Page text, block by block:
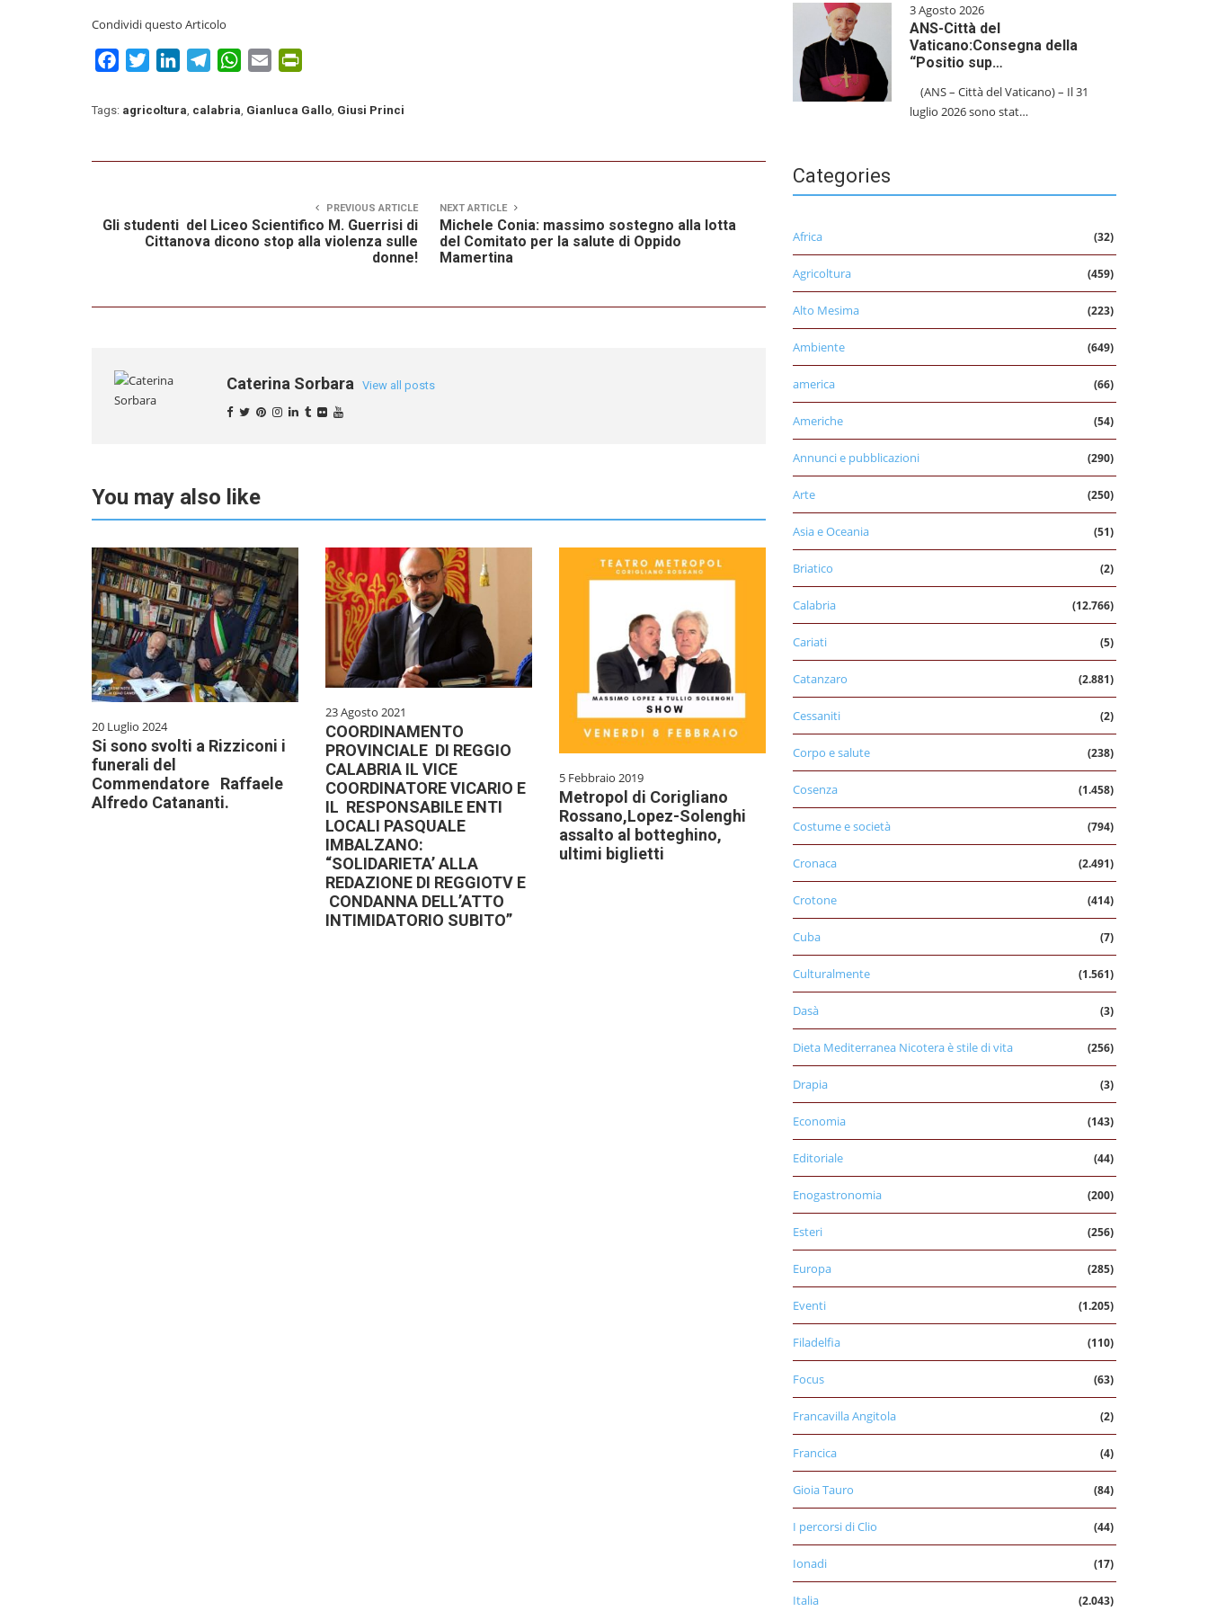
Condividi questo Articolo
FacebookTwitterLinkedInTelegramWhatsApp
Email
Tags: agricoltura calabria Gianluca Gallo Giusi Princi
PREVIOUS ARTICLE
Gli studenti del Liceo Scientifico M. Guerrisi di
Cittanova dicono stop alla violenza sulle
donne!
NEXT ARTICLE
Michele Conia: massimo sostegno alla lotta
del Comitato per la salute di Oppido
Mamertina
Caterina Sorbara View all posts
You may also like
20 Luglio 2024
Si sono svolti a Rizziconi i
funerali del
Commendatore Raffaele
Alfredo Catananti.
23 Agosto 2021
COORDINAMENTO
PROVINCIALE DI REGGIO
CALABRIA IL VICE
COORDINATORE VICARIO E
IL RESPONSABILE ENTI
LOCALI PASQUALE
IMBALZANO:
“SOLIDARIETA’ ALLA
REDAZIONE DI REGGIOTV E
CONDANNA DELL’ATTO
INTIMIDATORIO SUBITO”
5 Febbraio 2019
Metropol di Corigliano
Rossano,Lopez-Solenghi
assalto al botteghino,
ultimi biglietti
3 Agosto 2026
ANS-Città del
Vaticano:Consegna della
“Positio sup…
(ANS – Città del Vaticano) – Il 31
luglio 2026 sono stat…
Categories
Africa (32)
Agricoltura (459)
Alto Mesima (223)
Ambiente (649)
america (66)
Americhe (54)
Annunci e pubblicazioni (290)
Arte (250)
Asia e Oceania (51)
Briatico (2)
Calabria (12.766)
Cariati (5)
Catanzaro (2.881)
Cessaniti (2)
Corpo e salute (238)
Cosenza (1.458)
Costume e società (794)
Cronaca (2.491)
Crotone (414)
Cuba (7)
Culturalmente (1.561)
Dasà (3)
Dieta Mediterranea Nicotera è stile di vita (256)
Drapia (3)
Economia (143)
Editoriale (44)
Enogastronomia (200)
Esteri (256)
Europa (285)
Eventi (1.205)
Filadelfia (110)
Focus (63)
Francavilla Angitola (2)
Francica (4)
Gioia Tauro (84)
I percorsi di Clio (44)
Ionadi (17)
Italia (2.043)